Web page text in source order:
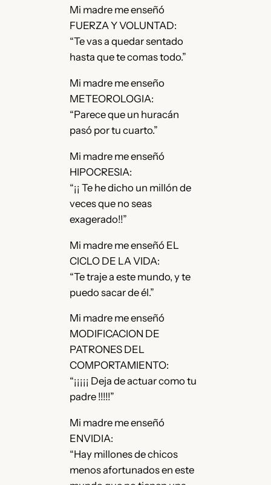
Mi madre me enseñó
FUERZA Y VOLUNTAD:
“Te vas a quedar sentado
hasta que te comas todo.”
Mi madre me enseño
METEOROLOGIA:
“Parece que un huracán
pasó por tu cuarto.”
Mi madre me enseñó
HIPOCRESIA:
“¡¡ Te he dicho un millón de
veces que no seas
exagerado!!”
Mi madre me enseñó EL
CICLO DE LA VIDA:
“Te traje a este mundo, y te
puedo sacar de él.”
Mi madre me enseñó
MODIFICACION DE
PATRONES DEL
COMPORTAMIENTO:
“¡¡¡¡¡ Deja de actuar como tu
padre !!!!!”
Mi madre me enseñó
ENVIDIA:
“Hay millones de chicos
menos afortunados en este